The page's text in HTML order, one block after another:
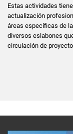
Estas actividades
actualización
áreas específicas de
diversos eslabones
circulación de